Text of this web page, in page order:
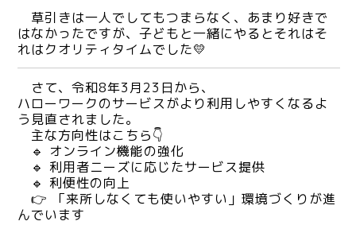
草引きは一人でしてもつまらなく、あまり好きで
はなかったですが、子どもと一緒にやるとそれはそ
れはクオリティタイムでした💛
さて、令和8年3月23日から、
ハローワークのサービスがより利用しやすくなるよ
う見直されました。
主な方向性はこちら👇
🔹 オンライン機能の強化
🔹 利用者ニーズに応じたサービス提供
🔹 利便性の向上
👉 「来所しなくても使いやすい」環境づくりが進
んでいます